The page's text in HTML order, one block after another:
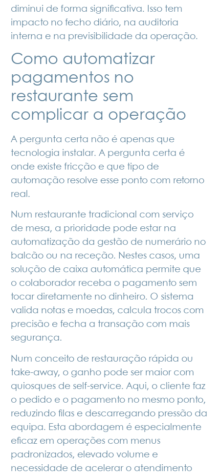
diminui de forma significativa. Isso tem
impacto no fecho diário, na auditoria
interna e na previsibilidade da operação.
Como automatizar
pagamentos no
restaurante sem
complicar a operação
A pergunta certa não é apenas que
tecnologia instalar. A pergunta certa é
onde existe fricção e que tipo de
automação resolve esse ponto com retorno
real.
Num restaurante tradicional com serviço
de mesa, a prioridade pode estar na
automatização da gestão de numerário no
balcão ou na receção. Nestes casos, uma
solução de caixa automática permite que
o colaborador receba o pagamento sem
tocar diretamente no dinheiro. O sistema
valida notas e moedas, calcula trocos com
precisão e fecha a transação com mais
segurança.
Num conceito de restauração rápida ou
take-away, o ganho pode ser maior com
quiosques de self-service. Aqui, o cliente faz
o pedido e o pagamento no mesmo ponto,
reduzindo filas e descarregando pressão da
equipa. Esta abordagem é especialmente
eficaz em operações com menus
padronizados, elevado volume e
necessidade de acelerar o atendimento